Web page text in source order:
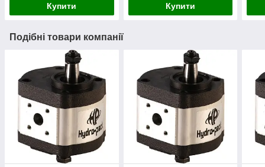
Купити Купити
Подібні товари компанії